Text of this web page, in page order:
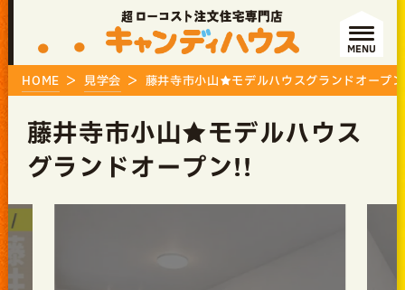
MENU
HOME 見学会 藤井寺市小山★モデルハウスグランドオープ
藤井寺市小山★モデルハウス
グランドオープン!!